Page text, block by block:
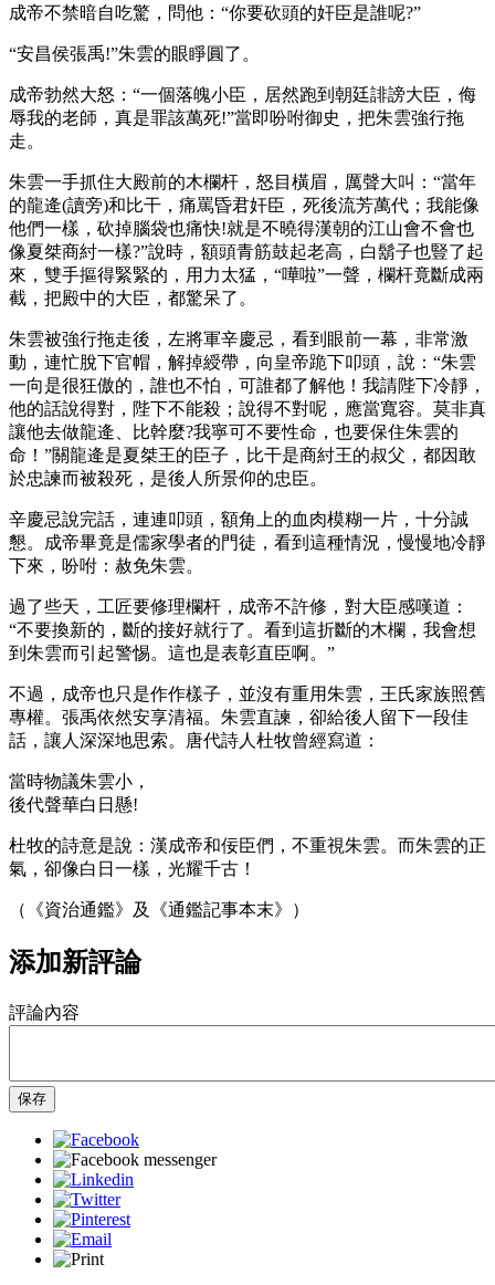
成帝不禁暗自吃驚，問他：“你要砍頭的奸臣是誰呢?”
“安昌侯張禹!”朱雲的眼睜圓了。
成帝勃然大怒：“一個落魄小臣，居然跑到朝廷誹謗大臣，侮
辱我的老師，真是罪該萬死!”當即吩咐御史，把朱雲強行拖
走。
朱雲一手抓住大殿前的木欄杆，怒目橫眉，厲聲大叫：“當年
的龍逄(讀旁)和比干，痛罵昏君奸臣，死後流芳萬代；我能像
他們一樣，砍掉腦袋也痛快!就是不曉得漢朝的江山會不會也
像夏桀商紂一樣?”說時，額頭青筋鼓起老高，白鬍子也豎了起
來，雙手摳得緊緊的，用力太猛，“嘩啦”一聲，欄杆竟斷成兩
截，把殿中的大臣，都驚呆了。
朱雲被強行拖走後，左將軍辛慶忌，看到眼前一幕，非常激
動，連忙脫下官帽，解掉綬帶，向皇帝跪下叩頭，說：“朱雲
一向是很狂傲的，誰也不怕，可誰都了解他！我請陛下冷靜，
他的話說得對，陛下不能殺；說得不對呢，應當寬容。莫非真
讓他去做龍逄、比幹麼?我寧可不要性命，也要保住朱雲的
命！”關龍逄是夏桀王的臣子，比干是商紂王的叔父，都因敢
於忠諫而被殺死，是後人所景仰的忠臣。
辛慶忌說完話，連連叩頭，額角上的血肉模糊一片，十分誠
懇。成帝畢竟是儒家學者的門徒，看到這種情況，慢慢地冷靜
下來，吩咐：赦免朱雲。
過了些天，工匠要修理欄杆，成帝不許修，對大臣感嘆道：
“不要換新的，斷的接好就行了。看到這折斷的木欄，我會想
到朱雲而引起警惕。這也是表彰直臣啊。”
不過，成帝也只是作作樣子，並沒有重用朱雲，王氏家族照舊
專權。張禹依然安享清福。朱雲直諫，卻給後人留下一段佳
話，讓人深深地思索。唐代詩人杜牧曾經寫道：
當時物議朱雲小，
後代聲華白日懸!
杜牧的詩意是說：漢成帝和佞臣們，不重視朱雲。而朱雲的正
氣，卻像白日一樣，光耀千古！
（《資治通鑑》及《通鑑記事本末》）
添加新評論
評論內容
保存